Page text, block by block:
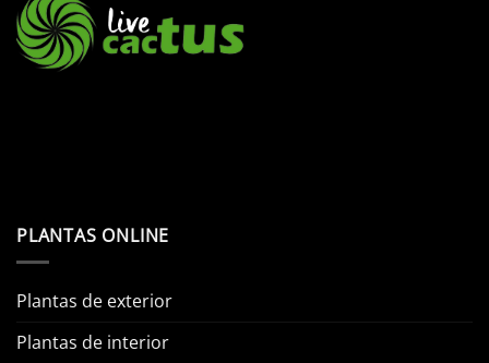
la
página
de
PLANTAS ONLINE
Plantas de exterior
Plantas de interior